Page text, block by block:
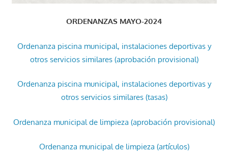
ORDENANZAS MAYO-2024
Ordenanza piscina municipal, instalaciones deportivas y
otros servicios similares (aprobación provisional)
Ordenanza piscina municipal, instalaciones deportivas y
otros servicios similares (tasas)
Ordenanza municipal de limpieza (aprobación provisional)
Ordenanza municipal de limpieza (artículos)